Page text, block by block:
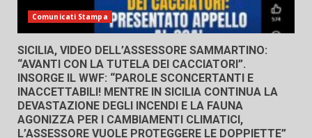
Comunicati Stampa
SICILIA, VIDEO DELL’ASSESSORE SAMMARTINO:
“AVANTI CON LA TUTELA DEI CACCIATORI”.
INSORGE IL WWF: “PAROLE SCONCERTANTI E
INACCETTABILI! MENTRE IN SICILIA CONTINUA LA
DEVASTAZIONE DEGLI INCENDI E LA FAUNA
AGONIZZA PER I CAMBIAMENTI CLIMATICI,
L’ASSESSORE VUOLE PROTEGGERE LE DOPPIETTE”